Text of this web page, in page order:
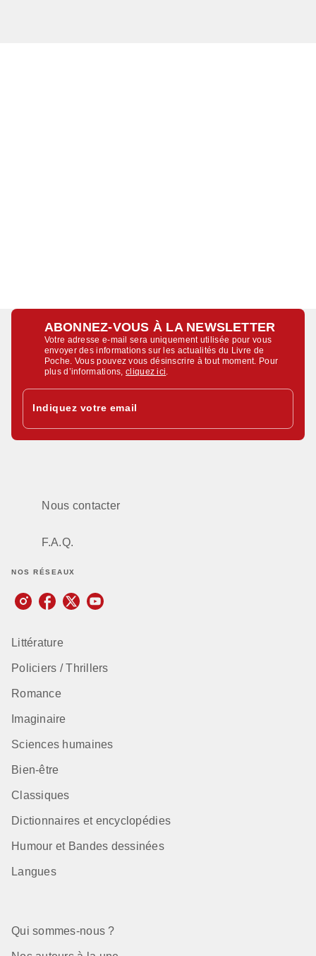
ABONNEZ-VOUS À LA NEWSLETTER
Votre adresse e-mail sera uniquement utilisée pour vous
envoyer des informations sur les actualités du Livre de
Poche. Vous pouvez vous désinscrire à tout moment. Pour
plus d’informations,cliquez ici
Indiquez votre email
Nous contacter
F.A.Q.
NOS RÉSEAUX
Littérature
Policiers / Thrillers
Romance
Imaginaire
Sciences humaines
Bien-être
Classiques
Dictionnaires et encyclopédies
Humour et Bandes dessinées
Langues
Qui sommes-nous ?